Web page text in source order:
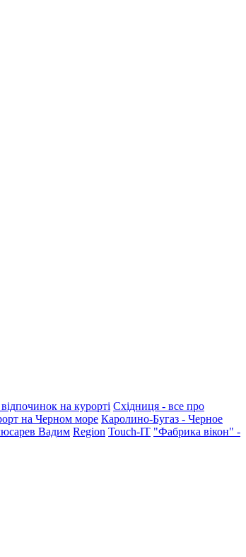
на курорті Східниця - все про
на Черном море Каролино-Бугаз - Черное
Вадим Region Touch-IT "Фабрика вікон" -